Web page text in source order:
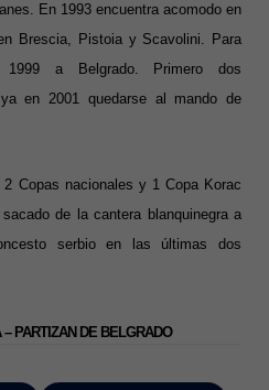
En 1993 encuentra acomodo en
Brescia, Pistoia y Scavolini. Para
1999 a Belgrado. Primero dos
en 2001 quedarse al mando de
Copas nacionales y 1 Copa Korac
de la cantera blanquinegra a
serbio en las últimas dos
PARTIZAN DE BELGRADO